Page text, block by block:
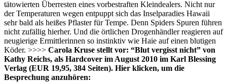
tätowierten Überresten eines vorbestraften Kleindealers. Nicht nur
der Temperaturen wegen entpuppt sich das Inselparadies Hawaii
sehr bald als heißes Pflaster für Tempe. Denn Spiders Spuren führen
nicht zufällig hierher. Und die örtlichen Drogenhändler reagieren auf
neugierige Ermittlerinnen so instinktiv wie Haie auf einen blutigen
Köder. >>>> Carola Kruse stellt vor: “Blut vergisst nicht” von
Kathy Reichs, als Hardcover im August 2010 im Karl Blessing
Verlag (EUR 19,95, 384 Seiten). Hier klicken, um die
Besprechung anzuhören: